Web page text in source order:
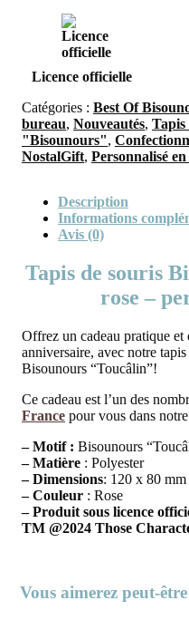
Licence officielle
Catégories : Best Of
bureau, Nouveautés, Tapis
"Bisounours",
NostalGift, Personnalisé
Description
Informations
Avis (0)
Tapis de souris
rose –
Offrez un cadeau pratique
anniversaire, avec notre
Bisounours “Toucâlin”!
Ce cadeau est l’un des
France pour vous dans
– Motif : Bisounours
– Matière : Polyester
– Dimensions: 120 x 80 mm
– Couleur : Rose
– Produit sous licence
TM @2024 Those
Vous aimerez peut-être